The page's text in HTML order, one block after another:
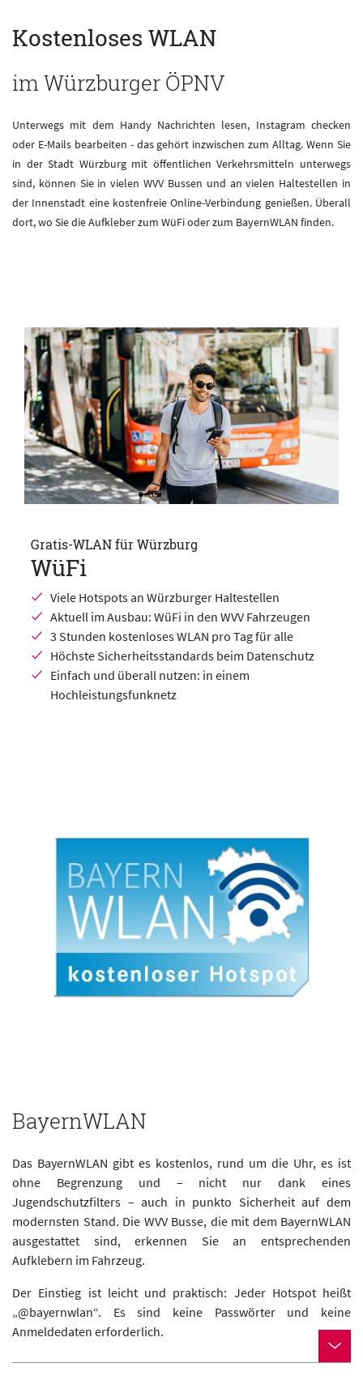
Kostenloses WLAN
im Würzburger ÖPNV
Unterwegs mit dem Handy Nachrichten lesen, Instagram checken
oder E-Mails bearbeiten - das gehört inzwischen zum Alltag. Wenn Sie
in der Stadt Würzburg mit öffentlichen Verkehrsmitteln unterwegs
sind, können Sie in vielen WVV Bussen und an vielen Haltestellen in
der Innenstadt eine kostenfreie Online-Verbindung genießen. Überall
dort, wo Sie die Aufkleber zum WüFi oder zum BayernWLAN finden.
Gratis-WLAN für Würzburg
WüFi
Viele Hotspots an Würzburger Haltestellen
Aktuell im Ausbau: WüFi in den WVV Fahrzeugen
3 Stunden kostenloses WLAN pro Tag für alle
Höchste Sicherheitsstandards beim Datenschutz
Einfach und überall nutzen: in einem
Hochleistungsfunknetz
BayernWLAN
Das BayernWLAN gibt es kostenlos, rund um die Uhr, es ist
ohne Begrenzung und – nicht nur dank eines
Jugendschutzfilters – auch in punkto Sicherheit auf dem
modernsten Stand. Die WVV Busse, die mit dem BayernWLAN
ausgestattet sind, erkennen Sie an entsprechenden
Aufklebern im Fahrzeug.
Der Einstieg ist leicht und praktisch: Jeder Hotspot heißt
„@bayernwlan“. Es sind keine Passwörter und keine
Anmeldedaten erforderlich.